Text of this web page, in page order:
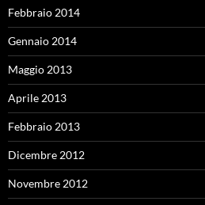
Febbraio 2014
Gennaio 2014
Maggio 2013
Aprile 2013
Febbraio 2013
Dicembre 2012
Novembre 2012